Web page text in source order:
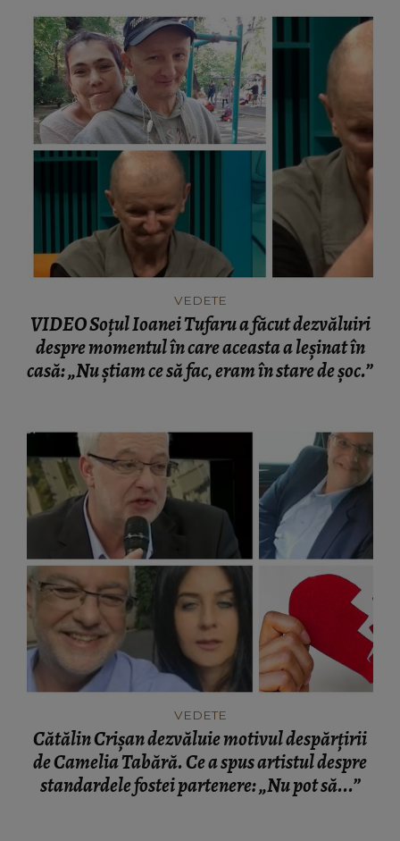
VEDETE
VIDEO Soțul Ioanei Tufaru a făcut dezvăluiri
despre momentul în care aceasta a leșinat în
casă: „Nu știam ce să fac, eram în stare de șoc.”
VEDETE
Cătălin Crișan dezvăluie motivul despărțirii
de Camelia Tabără. Ce a spus artistul despre
standardele fostei partenere: „Nu pot să...”